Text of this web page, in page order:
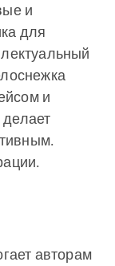
и
для
и
авторам